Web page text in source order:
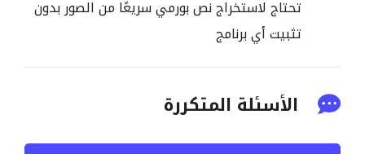
تحتاج لاستخراج نص بورمي سريعًا من الصور بدون
تثبيت أي برنامج
الأسئلة المتكررة